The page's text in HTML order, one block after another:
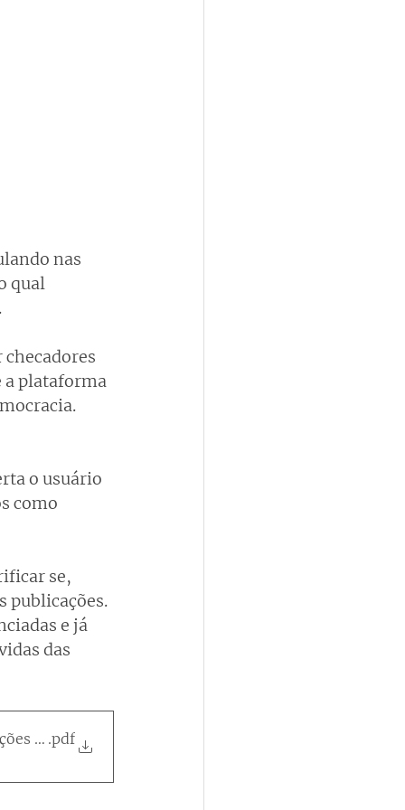
nas
qual
a plataforma
o usuário
como
se,
publicações.
e já
das
2022
.pdf